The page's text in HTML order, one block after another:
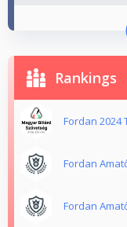
Rankings
Fordan 2024
Fordan
Fordan